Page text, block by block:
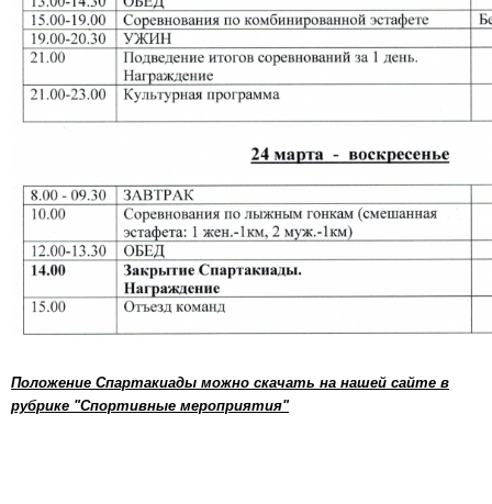
Положение Спартакиады можно скачать на нашей сайте в
рубрике "Спортивные мероприятия"